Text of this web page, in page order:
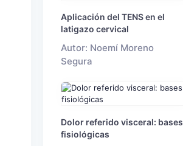
Aplicación del TENS en el
latigazo cervical
Autor: Noemí Moreno
Segura
Dolor referido visceral: bases
fisiológicas